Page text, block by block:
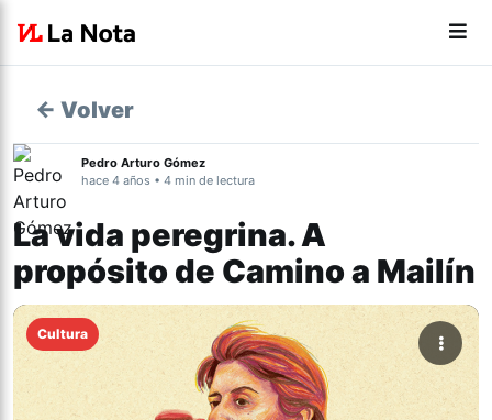
← Volver
Pedro Arturo Gómez
hace 4 años • 4 min de lectura
La vida peregrina. A
propósito de Camino a Mailín
Cultura